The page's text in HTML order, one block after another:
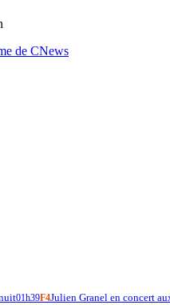
de CNews
01h39F4Julien Granel en concert